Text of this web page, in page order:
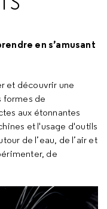
en s’amusant
et découvrir une
formes de
aux étonnantes
et l'usage d'outils
de l’eau, de l’air et
de